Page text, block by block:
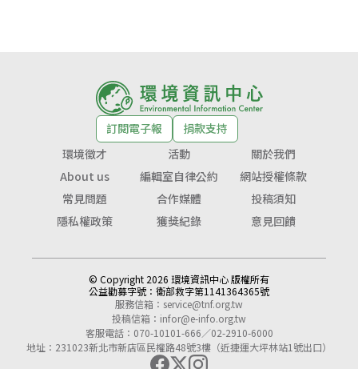
訂閱電子報
捐款支持
環境徵才
活動
關於我們
About us
編輯室自律公約
網站授權條款
常見問題
合作媒體
投稿須知
隱私權政策
獲獎紀錄 意見回饋
© Copyright 2026 環境資訊中心 版權所有
公益勸募字號： 衛部救字第1141364365號
服務信箱： service@tnf.org.tw
投稿信箱： infor@e-info.org.tw
客服電話：070-10101-666／02-2910-6000
地址：231023新北市新店區民權路48號3樓（近捷運大坪林站1號出口）